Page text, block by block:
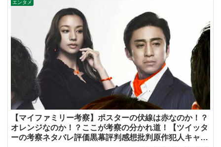
エンタメ
【マイファミリー考察】ポスターの伏線は赤なのか！？
オレンジなのか！？ここが考察の分かれ道！【ツイッタ
ーの考察ネタバレ評価黒幕評判感想批判原作犯人キャス